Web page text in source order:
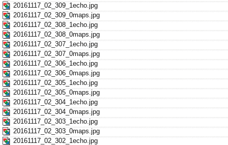
20161117_02_309_1echo.jpg
20161117_02_309_0maps.jpg
20161117_02_308_1echo.jpg
20161117_02_308_0maps.jpg
20161117_02_307_1echo.jpg
20161117_02_307_0maps.jpg
20161117_02_306_1echo.jpg
20161117_02_306_0maps.jpg
20161117_02_305_1echo.jpg
20161117_02_305_0maps.jpg
20161117_02_304_1echo.jpg
20161117_02_304_0maps.jpg
20161117_02_303_1echo.jpg
20161117_02_303_0maps.jpg
20161117_02_302_1echo.jpg